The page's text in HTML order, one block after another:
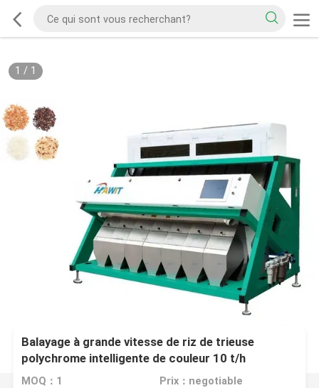
1 / 1
Balayage à grande vitesse de riz de trieuse
polychrome intelligente de couleur 10 t/h
MOQ：1 Prix：negotiable